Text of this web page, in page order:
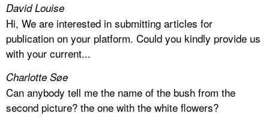
David Louise
Hi, We are interested in submitting articles for
publication on your platform. Could you kindly provide us
with your current...
Charlotte Søe
Can anybody tell me the name of the bush from the
second picture? the one with the white flowers?